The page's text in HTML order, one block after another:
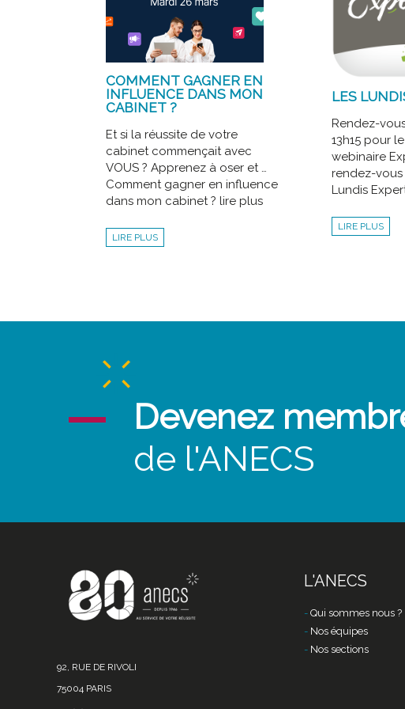
COMMENT GAGNER EN
INFLUENCE DANS MON
CABINET ?
Et si la réussite de votre
cabinet commençait avec
VOUS ? Apprenez à oser et …
Comment gagner en influence
dans mon cabinet ? lire plus
LIRE PLUS
LES
Rendez-
13h15 pour
webinaire
rendez-vous
Lundis
LIRE PLUS
Devenez
de l'ANECS
92, RUE DE RIVOLI
75004 PARIS
L'ANECS
Qui sommes nous ?
Nos équipes
Nos sections